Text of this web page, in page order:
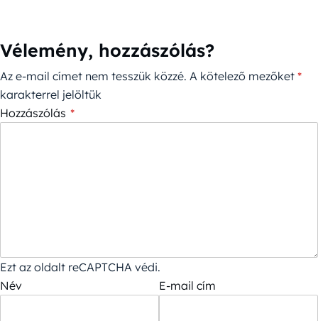
Vélemény, hozzászólás?
Az e-mail címet nem tesszük közzé. A kötelező mezőket *
karakterrel jelöltük
Hozzászólás *
Ezt az oldalt reCAPTCHA védi.
Név
E-mail cím